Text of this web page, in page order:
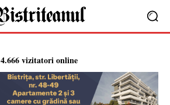
4.666 vizitatori online